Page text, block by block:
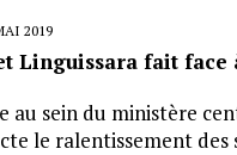
2019
Linguissara fait
au sein du ministère
le ralentissement des